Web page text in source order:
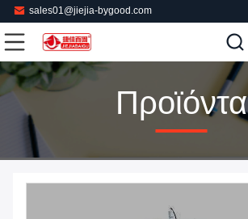
sales01@jiejia-bygood.com
Προϊόντα